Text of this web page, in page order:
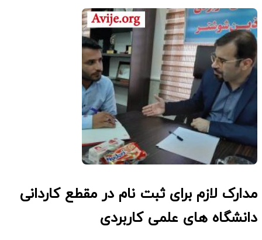
مدارک لازم برای ثبت نام در مقطع کاردانی
دانشگاه های علمی کاربردی